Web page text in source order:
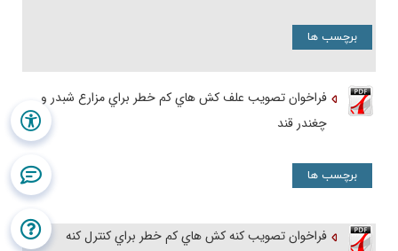
برچسب ها
فراخوان تصویب علف کش هاي کم خطر براي مزارع شبدر و
چغندر قند
برچسب ها
فراخوان تصویب کنه کش هاي کم خطر براي کنترل کنه